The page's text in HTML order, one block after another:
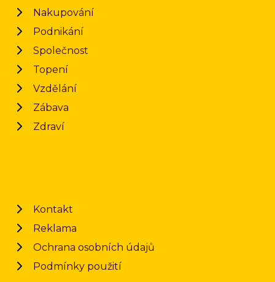
Nakupování
Podnikání
Společnost
Topení
Vzdělání
Zábava
Zdraví
Kontakt
Reklama
Ochrana osobních údajů
Podmínky použití